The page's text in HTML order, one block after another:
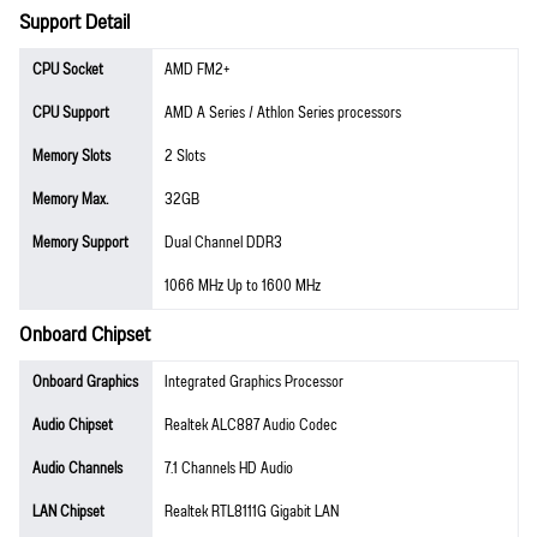
Support Detail
CPU Socket
AMD FM2+
CPU Support
AMD A Series / Athlon Series processors
Memory Slots
2 Slots
Memory Max.
32GB
Memory Support
Dual Channel DDR3
1066 MHz Up to 1600 MHz
Onboard Chipset
Onboard Graphics
Integrated Graphics Processor
Audio Chipset
Realtek ALC887 Audio Codec
Audio Channels
7.1 Channels HD Audio
LAN Chipset
Realtek RTL8111G Gigabit LAN